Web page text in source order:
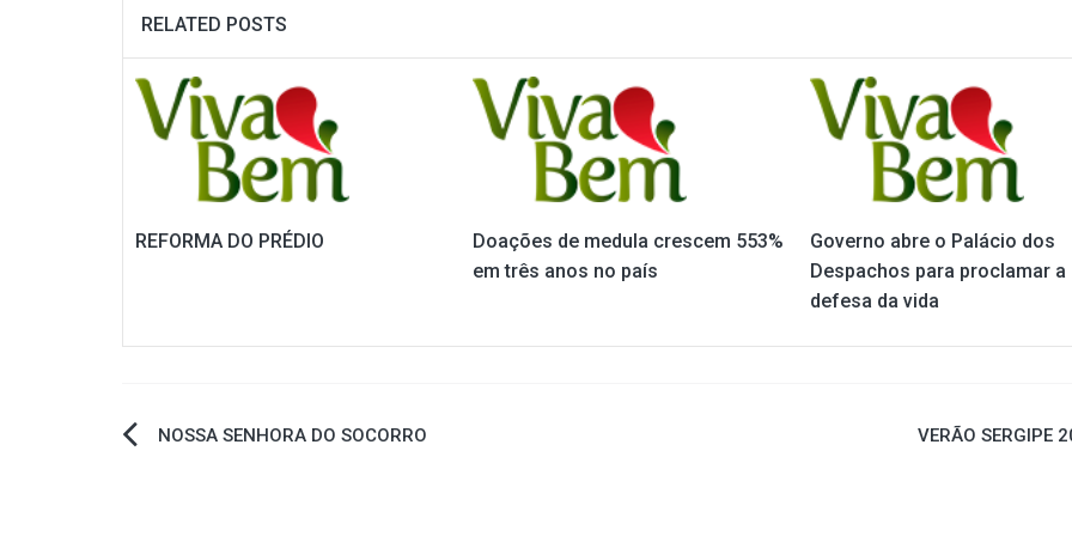
RELATED POSTS
REFORMA DO PRÉDIO
Doações de medula crescem 553%
em três anos no país
Governo abre o Palácio dos
Despachos para proclamar a
defesa da vida
Navegação
NOSSA SENHORA DO SOCORRO VERÃO SERGIPE